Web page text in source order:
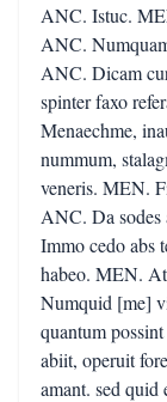
ANC. Istuc.
ANC.
ANC. Dicam
spinter faxo
Menaechme,
nummum,
veneris. MEN.
ANC. Da sodes
Immo cedo abs
habeo. MEN.
Numquid [me]
quantum
abiit, operuit
amant. sed quid